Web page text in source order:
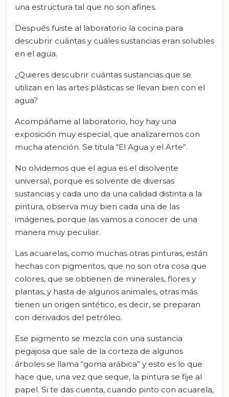
una estructura tal que no son afines.
Después fuiste al laboratorio la cocina para
descubrir cuántas y cuáles sustancias eran solubles
en el agua.
¿Quieres descubrir cuántas sustancias que se
utilizan en las artes plásticas se llevan bien con el
agua?
Acompáñame al laboratorio, hoy hay una
exposición muy especial, que analizaremos con
mucha atención. Se titula “El Agua y el Arte”.
No olvidemos que el agua es el disolvente
universal, porque es solvente de diversas
sustancias y cada uno da una calidad distinta a la
pintura, observa muy bien cada una de las
imágenes, porque las vamos a conocer de una
manera muy peculiar.
Las acuarelas, como muchas otras pinturas, están
hechas con pigmentos, que no son otra cosa que
colores, que se obtienen de minerales, flores y
plantas, y hasta de algunos animales, otras más
tienen un origen sintético, es decir, se preparan
con derivados del petróleo.
Ese pigmento se mezcla con una sustancia
pegajosa que sale de la corteza de algunos
árboles se llama “goma arábica” y esto es lo que
hace que, una vez que seque, la pintura se fije al
papel. Si te das cuenta, cuando pinto con acuarela,